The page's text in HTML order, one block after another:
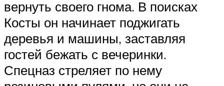
вернуть своего гнома. В поисках
Косты он начинает поджигать
деревья и машины, заставляя
гостей бежать с вечеринки.
Спецназ стреляет по нему